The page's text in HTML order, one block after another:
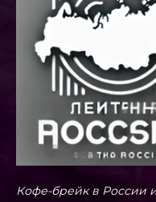
Кофе-брейк в России